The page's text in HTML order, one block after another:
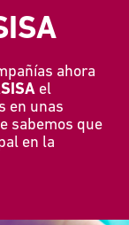
ahora
el
en unas
sabemos que
en la